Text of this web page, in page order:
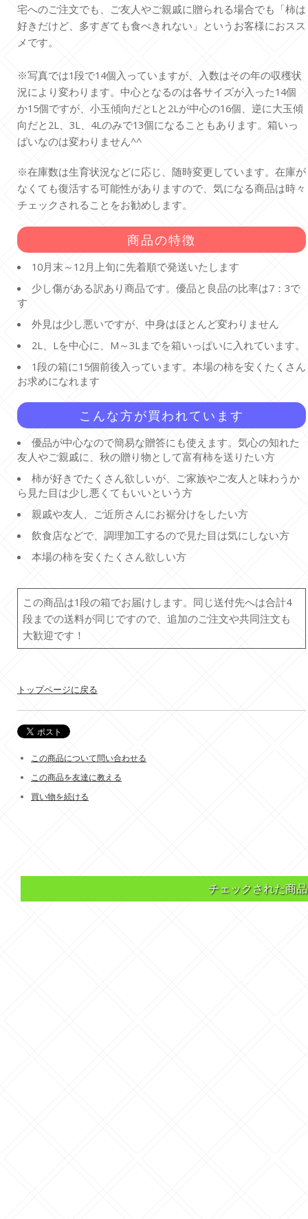
宅へのご注文でも、ご友人やご親戚に贈られる場合でも「柿は
好きだけど、多すぎても食べきれない」というお客様におスス
メです。
※写真では1段で14個入っていますが、入数はその年の収穫状
況により変わります。中心となるのは各サイズが入った14個
か15個ですが、小玉傾向だとLと2Lが中心の16個、逆に大玉傾
向だと2L、3L、4Lのみで13個になることもあります。箱いっ
ぱいなのは変わりません^^
※在庫数は生育状況などに応じ、随時変更しています。在庫が
なくても復活する可能性がありますので、気になる商品は時々
チェックされることをお勧めします。
商品の特徴
10月末～12月上旬に先着順で発送いたします
少し傷がある訳あり商品です。優品と良品の比率は7：3で
す
外見は少し悪いですが、中身はほとんど変わりません
2L、Lを中心に、M～3Lまでを箱いっぱいに入れています。
1段の箱に15個前後入っています。本場の柿を安くたくさん
お求めになれます
こんな方が買われています
優品が中心なので簡易な贈答にも使えます。気心の知れた
友人やご親戚に、秋の贈り物として富有柿を送りたい方
柿が好きでたくさん欲しいが、ご家族やご友人と味わうか
ら見た目は少し悪くてもいいという方
親戚や友人、ご近所さんにお裾分けをしたい方
飲食店などで、調理加工するので見た目は気にしない方
本場の柿を安くたくさん欲しい方
この商品は1段の箱でお届けします。同じ送付先へは合計4
段までの送料が同じですので、追加のご注文や共同注文も
大歓迎です！
トップページに戻る
この商品について問い合わせる
この商品を友達に教える
買い物を続ける
チェックされた商品